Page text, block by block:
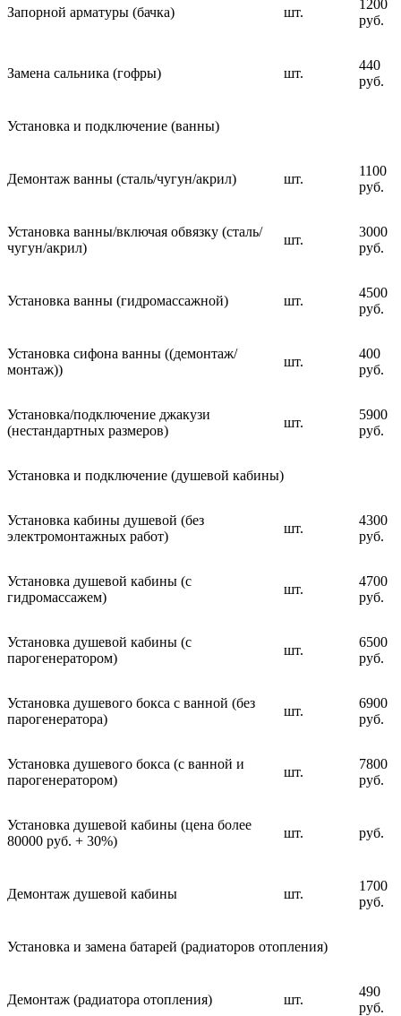
Запорной арматуры (бачка) шт.
1200
руб.
Замена сальника (гофры) шт.
440
руб.
Установка и подключение (ванны)
Демонтаж ванны (сталь/чугун/акрил) шт.
1100
руб.
Установка ванны/включая обвязку (сталь/
чугун/акрил)
шт.
3000
руб.
Установка ванны (гидромассажной) шт.
4500
руб.
Установка сифона ванны ((демонтаж/
монтаж))
шт.
400
руб.
Установка/подключение джакузи
(нестандартных размеров)
шт.
5900
руб.
Установка и подключение (душевой кабины)
Установка кабины душевой (без
электромонтажных работ)
шт.
4300
руб.
Установка душевой кабины (с
гидромассажем)
шт.
4700
руб.
Установка душевой кабины (с
парогенератором)
шт.
6500
руб.
Установка душевого бокса с ванной (без
парогенератора)
шт.
6900
руб.
Установка душевого бокса (с ванной и
парогенератором)
шт.
7800
руб.
Установка душевой кабины (цена более
80000 руб. + 30%)
шт. руб.
Демонтаж душевой кабины шт.
1700
руб.
Установка и замена батарей (радиаторов отопления)
Демонтаж (радиатора отопления) шт.
490
руб.